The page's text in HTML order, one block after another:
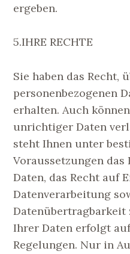
ergeben.
5.IHRE RECHTE
Sie haben das Recht,
personenbezogenen
erhalten. Auch
unrichtiger Daten
steht Ihnen unter
Voraussetzungen
Daten, das Recht auf
Datenverarbeitung
Datenübertragbarkeit
Ihrer Daten erfolgt
Regelungen. Nur in